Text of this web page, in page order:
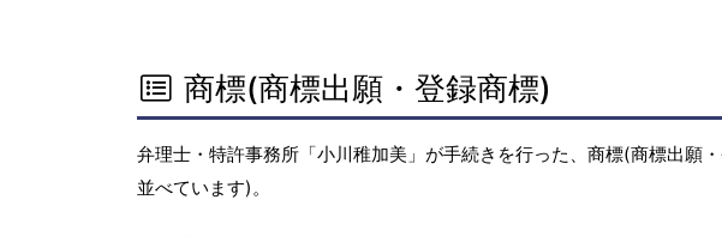
商標(商標出願・登録商標)
弁理士・特許事務所「小川稚加美」が手続きを行った、商標(商標出願
並べています)。